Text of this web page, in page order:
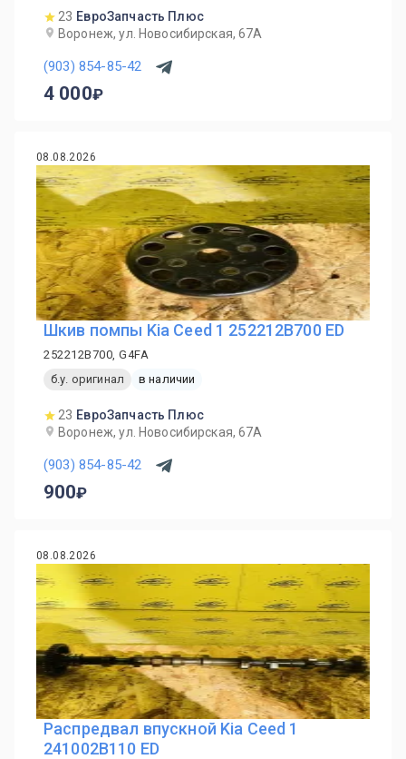
23 ЕвроЗапчасть Плюс
Воронеж, ул. Новосибирская, 67А
(903) 854-85-42
4 000
08.08.2026
Шкив помпы Kia Ceed 1 252212B700 ED
252212B700, G4FA
б.у. оригинал
в наличии
23 ЕвроЗапчасть Плюс
Воронеж, ул. Новосибирская, 67А
(903) 854-85-42
900
08.08.2026
Распредвал впускной Kia Ceed 1
241002B110 ED